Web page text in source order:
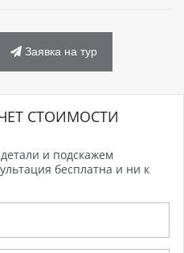
Заявка на тур
СТОИМОСТИ
и подскажем
бесплатна и ни к